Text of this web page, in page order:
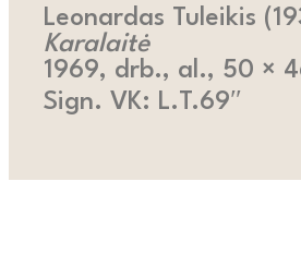
Leonardas Tuleikis
Karalaitė
1969, drb., al., 50 ×
Sign. VK: L.T.69″